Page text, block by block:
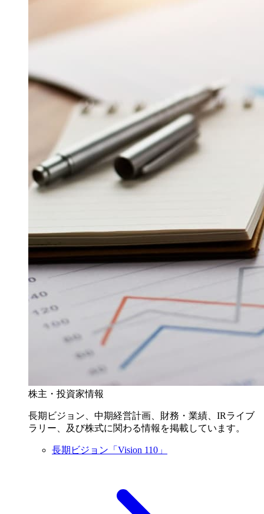
株主・投資家情報
長期ビジョン、中期経営計画、財務・業績、IRライブ
ラリー、及び株式に関わる情報を掲載しています。
長期ビジョン「Vision 110」